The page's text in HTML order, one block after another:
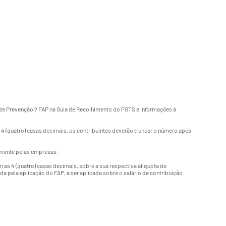
? FAP na Guia de Recolhimento do FGTS e Informações à
(quatro) casas decimais, os contribuintes deverão truncar o número após
pelas empresas.
4 (quatro) casas decimais, sobre a sua respectiva alíquota de
pela aplicação do FAP, a ser aplicada sobre o salário de contribuição